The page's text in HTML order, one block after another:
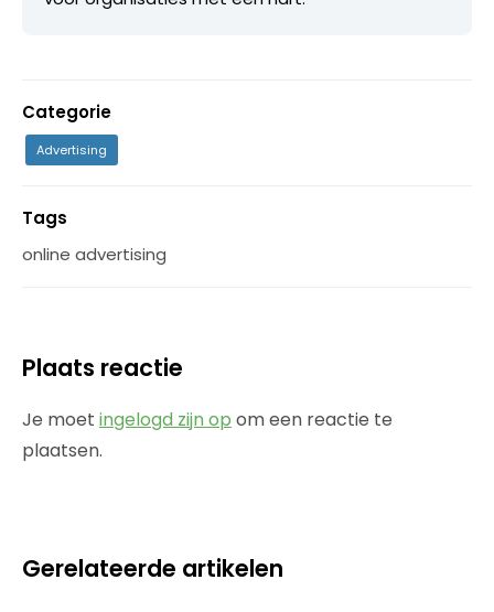
Categorie
Advertising
Tags
online advertising
Plaats reactie
Je moet ingelogd zijn op om een reactie te
plaatsen.
Gerelateerde artikelen